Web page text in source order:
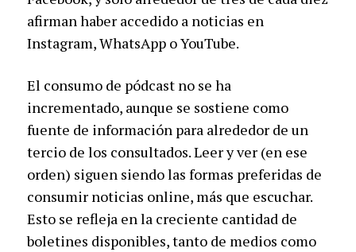
afirman haber accedido a noticias en
Instagram, WhatsApp o YouTube.
El consumo de pódcast no se ha
incrementado, aunque se sostiene como
fuente de información para alrededor de un
tercio de los consultados. Leer y ver (en ese
orden) siguen siendo las formas preferidas de
consumir noticias online, más que escuchar.
Esto se refleja en la creciente cantidad de
boletines disponibles, tanto de medios como